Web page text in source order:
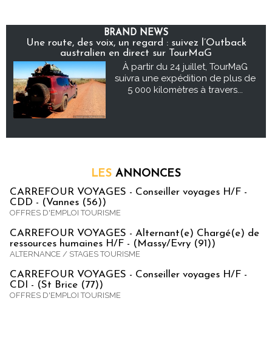
BRAND NEWS
Une route, des voix, un regard : suivez l’Outback
australien en direct sur TourMaG
À partir du 24 juillet, TourMaG
suivra une expédition de plus de
5 000 kilomètres à travers...
LES ANNONCES
CARREFOUR VOYAGES - Conseiller voyages H/F -
CDD - (Vannes (56))
OFFRES D'EMPLOI TOURISME
CARREFOUR VOYAGES - Alternant(e) Chargé(e) de
ressources humaines H/F - (Massy/Evry (91))
ALTERNANCE / STAGES TOURISME
CARREFOUR VOYAGES - Conseiller voyages H/F -
CDI - (St Brice (77))
OFFRES D'EMPLOI TOURISME